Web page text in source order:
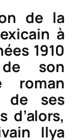
de la
à
1910
son
roman
de ses
d’alors,
Ilya